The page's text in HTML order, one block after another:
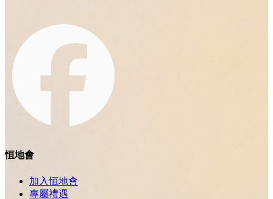
恒地會
加入恒地會
專屬禮遇